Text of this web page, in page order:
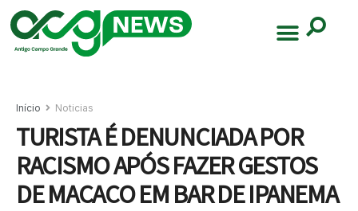
Início Noticias
TURISTA É DENUNCIADA POR
RACISMO APÓS FAZER GESTOS
DE MACACO EM BAR DE IPANEMA